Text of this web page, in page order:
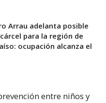
Arrau adelanta posible
para la región de
ocupación alcanza el
entre niños y